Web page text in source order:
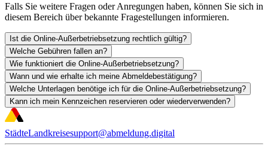
Falls Sie weitere Fragen oder Anregungen haben, können Sie sich in
diesem Bereich über bekannte Fragestellungen informieren.
Ist die Online-Außerbetriebsetzung rechtlich gültig?
Welche Gebühren fallen an?
Wie funktioniert die Online-Außerbetriebsetzung?
Wann und wie erhalte ich meine Abmeldebestätigung?
Welche Unterlagen benötige ich für die Online-Außerbetriebsetzung?
Kann ich mein Kennzeichen reservieren oder wiederverwenden?
StädteLandkreisesupport@abmeldung.digital